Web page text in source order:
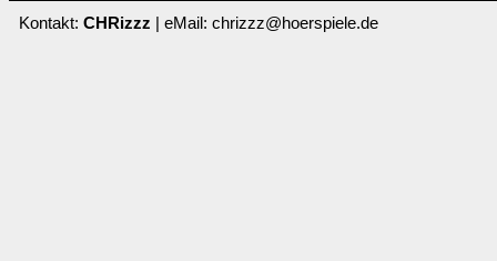
Kontakt: CHRizzz | eMail: chrizzz@hoerspiele.de